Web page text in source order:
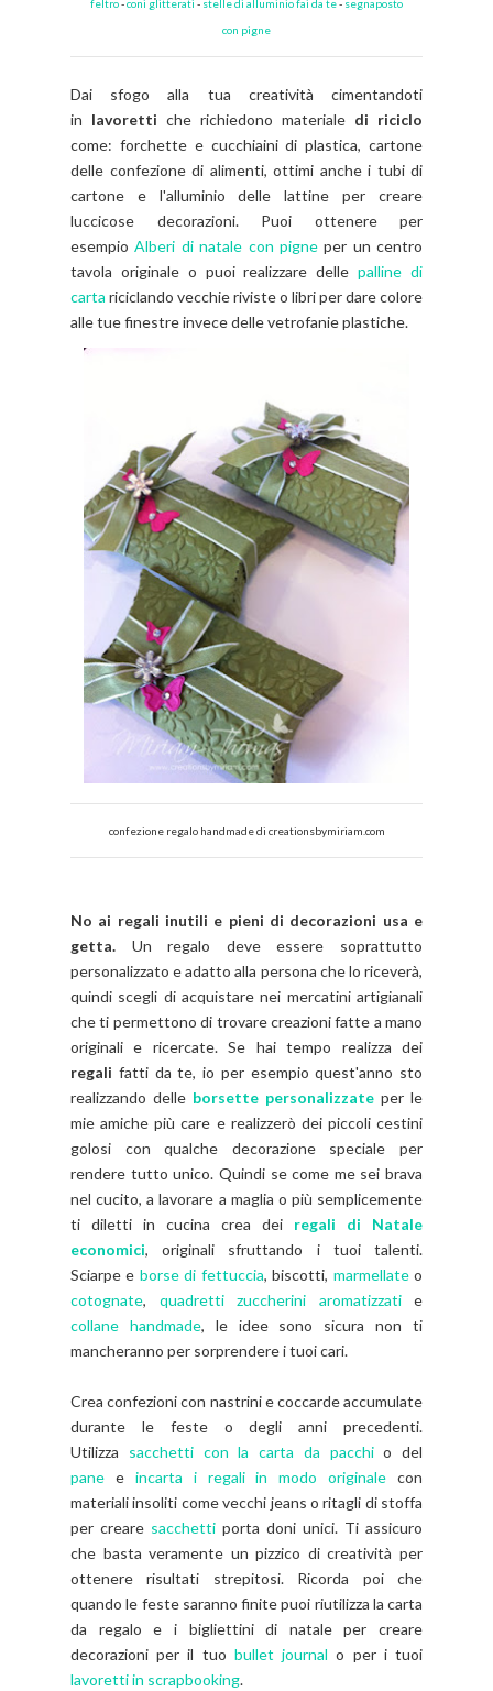
feltro-coni glitterati - stelle di alluminio fai da te- segnaposto
con pigne
Dai sfogo alla tua creatività cimentandoti
in lavoretti che richiedono materiale di riciclo
come: forchette e cucchiaini di plastica, cartone
delle confezione di alimenti, ottimi anche i tubi di
cartone e l'alluminio delle lattine per creare
luccicose decorazioni. Puoi ottenere per
esempioAlberi di natale con pigneper un centro
tavola originale o puoi realizzare dellepalline di
carta riciclando vecchie riviste o libri per dare colore
alle tue finestre invece delle vetrofanie plastiche.
confezione regalo handmade di creationsbymiriam.com
No ai regali inutili e pieni di decorazioni usa e
getta. Un regalo deve essere soprattutto
personalizzato e adatto alla persona che lo riceverà,
quindi scegli di acquistare nei mercatini artigianali
che ti permettono di trovare creazioni fatte a mano
originali e ricercate. Se hai tempo realizza dei
regali fatti da te, io per esempio quest'anno sto
realizzando delle borsette personalizzate per le
mie amiche più care e realizzerò dei piccoli cestini
golosi con qualche decorazione speciale per
rendere tutto unico. Quindi se come me sei brava
nel cucito, a lavorare a maglia o più semplicemente
ti diletti in cucina crea dei regali di Natale
economici, originali sfruttando i tuoi talenti.
Sciarpe e borse di fettuccia, biscotti, marmellateo
cotognate, quadretti zuccherini aromatizzatie
collane handmade, le idee sono sicura non ti
mancheranno per sorprendere i tuoi cari.
Crea confezioni con nastrini e coccarde accumulate
durante le feste o degli anni precedenti.
Utilizza sacchetti con la carta da pacchio del
pane e incarta i regali in modo originale con
materiali insoliti come vecchi jeans o ritagli di stoffa
per creare sacchetti porta doni unici. Ti assicuro
che basta veramente un pizzico di creatività per
ottenere risultati strepitosi. Ricorda poi che
quando le feste saranno finite puoi riutilizza la carta
da regalo e i bigliettini di natale per creare
decorazioni per il tuo bullet journal o per i tuoi
lavoretti in scrapbooking.